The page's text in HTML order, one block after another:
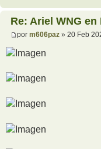
Re: Ariel WNG
por m606paz » 20 Feb